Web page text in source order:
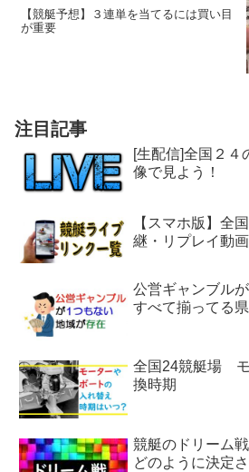
【競艇予想】３連単を当てるには買い目
が重要
注目記事
[生配信]全国２４
像で見よう！
【スマホ版】全
継・リプレイ動
公営ギャンブル
すべて揃ってる県
全国24競艇場
換時期
競艇のドリーム
どのように決定